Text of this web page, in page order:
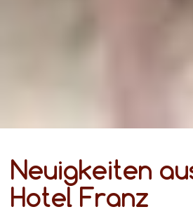
Neuigkeiten
Hotel Franz